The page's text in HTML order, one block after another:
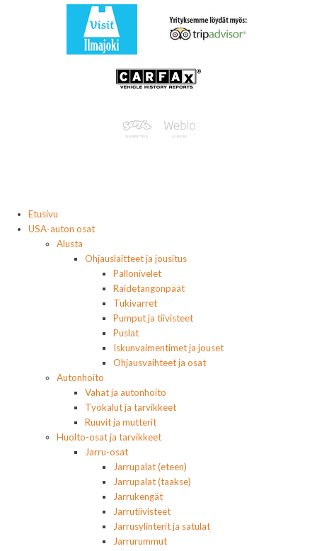
Etusivu
USA-auton osat
Alusta
Ohjauslaitteet ja jousitus
Pallonivelet
Raidetangonpäät
Tukivarret
Pumput ja tiivisteet
Puslat
Iskunvaimentimet ja jouset
Ohjausvaihteet ja osat
Autonhoito
Vahat ja autonhoito
Työkalut ja tarvikkeet
Ruuvit ja mutterit
Huolto-osat ja tarvikkeet
Jarru-osat
Jarrupalat (eteen)
Jarrupalat (taakse)
Jarrukengät
Jarrutiivisteet
Jarrusylinterit ja satulat
Jarrurummut